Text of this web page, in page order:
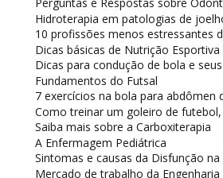
Hidroterapia em patologias de
10 profissões menos estressantes
Dicas básicas de Nutrição Esportiva
Dicas para condução de bola e
Fundamentos do Futsal
7 exercícios na bola para abdômen
Como treinar um goleiro de
Saiba mais sobre a Carboxiterapia
A Enfermagem Pediátrica
Sintomas e causas da Disfunção na
Mercado de trabalho da